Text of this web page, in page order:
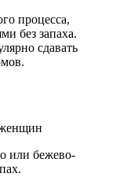
процесса,
без запаха.
сдавать
или бежево-